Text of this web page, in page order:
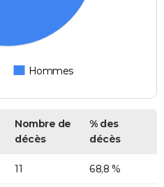
Hommes
Nombre de
décès
% des
décès
11 68,8 %